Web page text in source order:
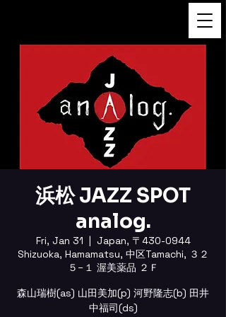
浜松 JAZZ SPOT
analog.
Fri, Jan 31
  |
Japan, 〒430-0944
Shizuoka, Hamamatsu, 中区Tamachi, ３２
５−１ 渥美薬品 ２Ｆ
森山瑞樹(as) 山田美加(p) 河野隆志(b) 田井
中福司(ds)